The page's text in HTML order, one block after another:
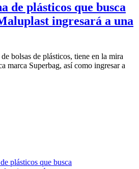
de plásticos que busca
ingresará a una
bolsas de plásticos, tiene en la mira
marca Superbag, así como ingresar a